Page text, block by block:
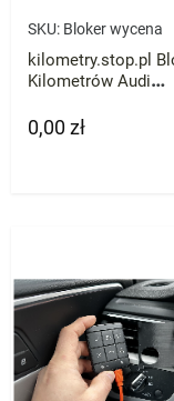
SKU: Bloker wycena
kilometry.stop.pl
Kilometrów Audi
każde zatrzymaj
przebieg
Cena
0,00 zł